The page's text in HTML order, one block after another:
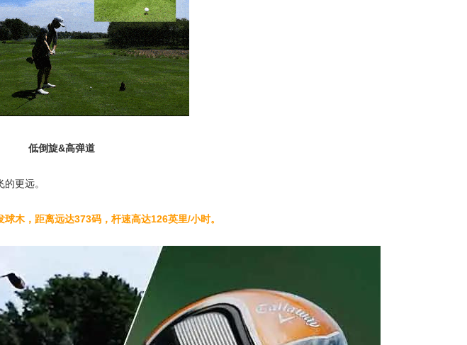
低倒旋&高弹道
更远。
球木，距离远达373码，杆速高达126英里/小时。